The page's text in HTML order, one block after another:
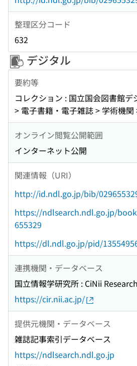
整理区分コード
632
デジタル
要約等
コレクション : 国立国会図書館デ
> 電子書籍・電子雑誌 > 学術機関
オンライン閲覧公開範囲
インターネット公開
関連情報（URI）
http://id.ndl.go.jp/bib/
https://ndlsearch.ndl.go.jp/
655329
https://dl.ndl.go.jp/pid/
連携機関・データベース
国立情報学研究所 : CiNii Research
https://cir.nii.ac.jp/
提供元機関・データベース
雑誌記事索引データベース
https://ndlsearch.ndl.go.jp